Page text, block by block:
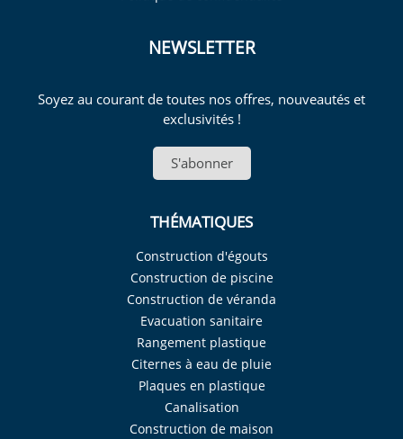
NEWSLETTER
Soyez au courant de toutes nos offres, nouveautés et
exclusivités !
S'abonner
THÉMATIQUES
Construction d'égouts
Construction de piscine
Construction de véranda
Evacuation sanitaire
Rangement plastique
Citernes à eau de pluie
Plaques en plastique
Canalisation
Construction de maison